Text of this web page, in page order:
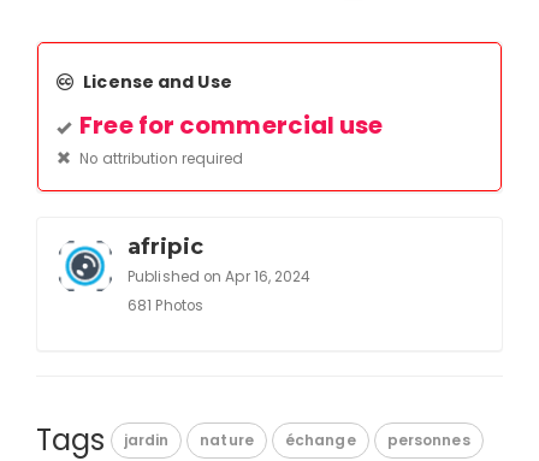
License and Use
Free for commercial use
No attribution required
afripic
Published on Apr 16, 2024
681 Photos
Tags jardin nature échange personnes